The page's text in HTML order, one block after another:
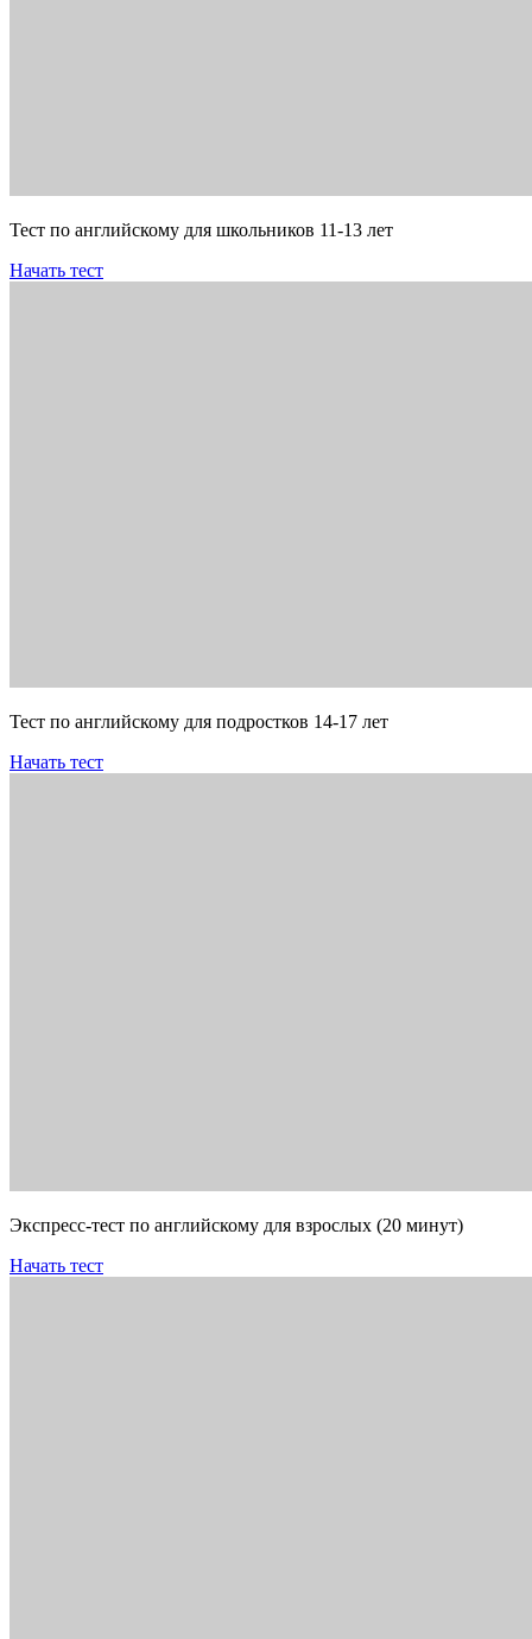
Тест по английскому для школьников 11-13 лет
Начать тест
Тест по английскому для подростков 14-17 лет
Начать тест
Экспресс-тест по английскому для взрослых (20 минут)
Начать тест